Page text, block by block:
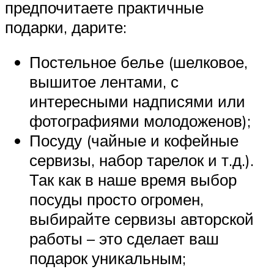
предпочитаете практичные
подарки, дарите:
Постельное белье (шелковое,
вышитое лентами, с
интересными надписями или
фотографиями молодоженов);
Посуду (чайные и кофейные
сервизы, набор тарелок и т.д.).
Так как в наше время выбор
посуды просто огромен,
выбирайте сервизы авторской
работы – это сделает ваш
подарок уникальным;